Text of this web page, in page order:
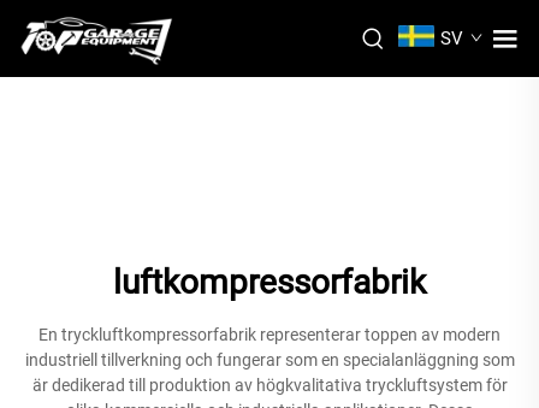
SV
luftkompressorfabrik
En tryckluftkompressorfabrik representerar toppen av modern
industriell tillverkning och fungerar som en specialanläggning som
är dedikerad till produktion av högkvalitativa tryckluftsystem för